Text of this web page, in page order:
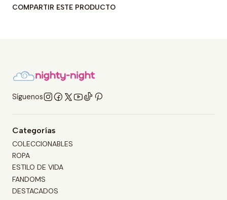
COMPARTIR ESTE PRODUCTO
Síguenos
Categorías
COLECCIONABLES
ROPA
ESTILO DE VIDA
FANDOMS
DESTACADOS